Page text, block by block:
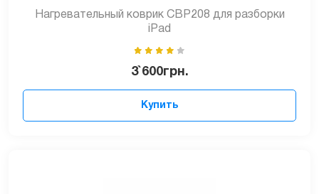
Нагревательный коврик CBP208 для разборки
iPad
3`600грн.
Купить